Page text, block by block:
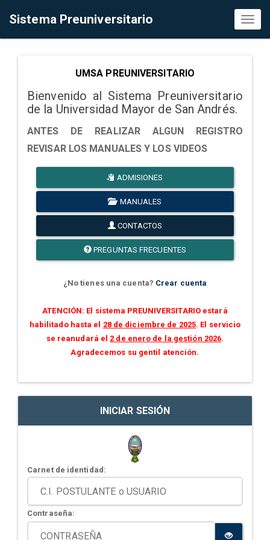
Sistema Preuniversitario
UMSA PREUNIVERSITARIO
Bienvenido al Sistema Preuniversitario
de la Universidad Mayor de San Andrés.
ANTES DE REALIZAR ALGUN REGISTRO
REVISAR LOS MANUALES Y LOS VIDEOS
ADMISIONES
MANUALES
CONTACTOS
PREGUNTAS FRECUENTES
¿No tienes una cuenta? Crear cuenta
ATENCIÓN: El sistema PREUNIVERSITARIO estará
habilitado hasta el 28 de diciembre de 2025. El servicio
se reanudará el 2 de enero de la gestión 2026.
Agradecemos su gentil atención.
INICIAR SESIÓN
Carnet de identidad:
Contraseña: